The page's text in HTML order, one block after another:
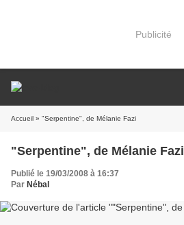
Publicité
Accueil » "Serpentine", de Mélanie Fazi
"Serpentine", de Mélanie Fazi
Publié le 19/03/2008 à 16:37
Par Nébal